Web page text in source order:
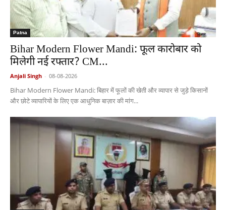
Patna
Bihar Modern Flower Mandi: फूल कारोबार को
मिलेगी नई रफ्तार? CM...
Anjali Singh - 08-08-2026
Bihar Modern Flower Mandi: बिहार में फूलों की खेती और व्यापार से जुड़े किसानों
और छोटे व्यापारियों के लिए एक आधुनिक बाज़ार की मांग...